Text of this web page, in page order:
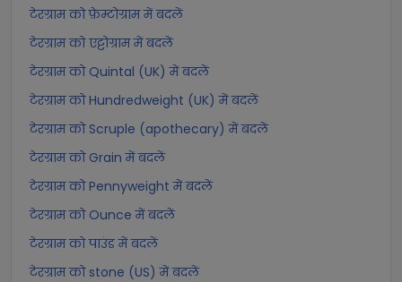
टेरग्राम को फ़ेम्टोग्राम में बदलें
टेरग्राम को एट्टोग्राम में बदलें
टेरग्राम को Quintal (UK) में बदलें
टेरग्राम को Hundredweight (UK) में बदलें
टेरग्राम को Scruple (apothecary) में बदलें
टेरग्राम को Grain में बदलें
टेरग्राम को Pennyweight में बदलें
टेरग्राम को Ounce में बदलें
टेरग्राम को पाउंड में बदलें
टेरग्राम को stone (US) में बदलें